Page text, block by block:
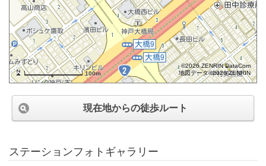
100m
©2026 ZENRIN DataCom
地図データ©2026 ZENRIN
現在地からの徒歩ルート
ステーションフォトギャラリー